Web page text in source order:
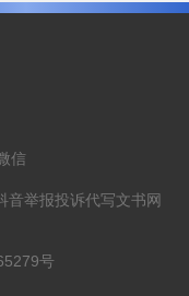
信
举报投诉代写文书网
号